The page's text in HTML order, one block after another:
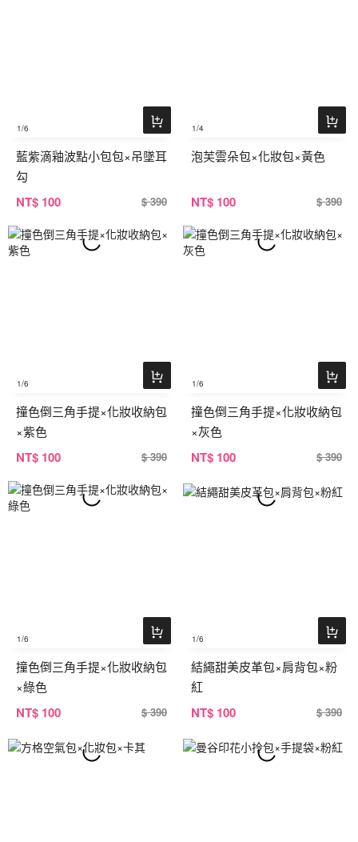
1/6
藍紫滴釉波點小包包×吊墜耳
勾
NT$ 100 $ 390
1/4
泡芙雲朵包×化妝包×黃色
NT$ 100 $ 390
1/6
撞色倒三角手提×化妝收納包
×紫色
NT$ 100 $ 390
1/6
撞色倒三角手提×化妝收納包
×灰色
NT$ 100 $ 390
1/6
撞色倒三角手提×化妝收納包
×綠色
NT$ 100 $ 390
1/6
結繩甜美皮革包×肩背包×粉
紅
NT$ 100 $ 390